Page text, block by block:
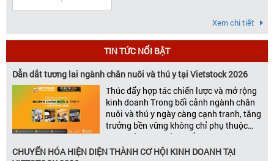
Xem chi tiết
TIN TỨC NỔI BẬT
Dẫn dắt tương lai ngành chăn nuôi và thú y tại Vietstock 2026
Thúc đẩy hợp tác chiến lược và mở rộng
kinh doanh Trong bối cảnh ngành chăn
nuôi và thú y ngày càng cạnh tranh, tăng
trưởng bền vững không chỉ phụ thuộc
vào chất lượng sản phẩm hay năng lực
đổi mới, mà còn được thúc đẩy bởi khả
CHUYỂN HÓA HIỆN DIỆN THÀNH CƠ HỘI KINH DOANH TẠI